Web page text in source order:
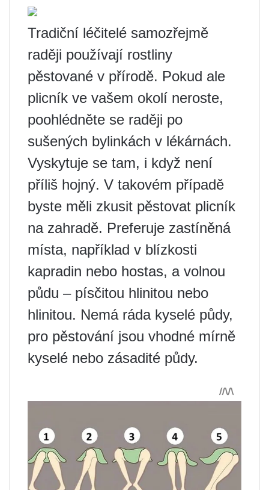
Tradiční léčitelé samozřejmě
raději používají rostliny
pěstované v přírodě. Pokud ale
plicník ve vašem okolí neroste,
poohlédněte se raději po
sušených bylinkách v lékárnách.
Vyskytuje se tam, i když není
příliš hojný. V takovém případě
byste měli zkusit pěstovat plicník
na zahradě. Preferuje zastíněná
místa, například v blízkosti
kapradin nebo hostas, a volnou
půdu – písčitou hlinitou nebo
hlinitou. Nemá ráda kyselé půdy,
pro pěstování jsou vhodné mírně
kyselé nebo zásadité půdy.